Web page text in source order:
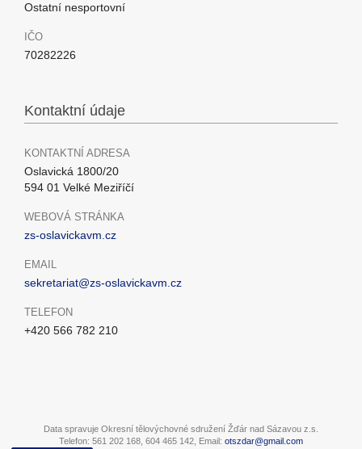
Ostatní nesportovní
IČO
70282226
Kontaktní údaje
KONTAKTNÍ ADRESA
Oslavická 1800/20
594 01 Velké Meziříčí
WEBOVÁ STRÁNKA
zs-oslavickavm.cz
EMAIL
sekretariat@zs-oslavickavm.cz
TELEFON
+420 566 782 210
Data spravuje Okresní tělovýchovné sdružení Žďár nad Sázavou z.s.
Telefon: 561 202 168, 604 465 142, Email: otszdar@gmail.com